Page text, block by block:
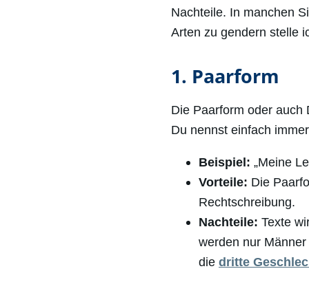
Nachteile. In manchen
Arten zu gendern stelle
1. Paarform
Die Paarform oder auch
Du nennst einfach
Beispiel: „Meine
Vorteile: Die
Rechtschreibung.
Nachteile: Texte
werden nur
die dritte